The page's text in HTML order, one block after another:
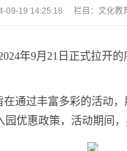
09-19 14:25:18 栏目：文化教
年9月21日正式拉开
通过丰富多彩的活动
优惠政策，活动期间